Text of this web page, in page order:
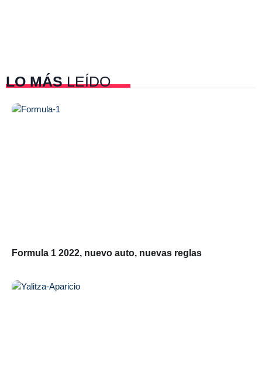
LO MÁSLEÍDO
Formula 1 2022, nuevo auto, nuevas reglas